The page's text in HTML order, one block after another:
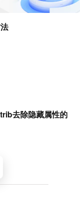
去除隐藏属性的